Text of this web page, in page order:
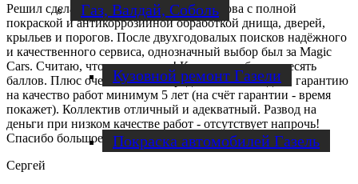
Газ, Валдай, Соболь
Кузовной ремонт Газели
Покраска автомобилей Газель
Решил сделать капитальный ремонт кузова с полной
покраской и антикоррозийной обработкой днища, дверей,
крыльев и порогов. После двухгодовалых поисков надёжного
и качественного сервиса, однозначный выбор был за Magic
Cars. Считаю, что не прогадал! Качество работ на десять
баллов. Плюс очень сильно порадовало то, что дали гарантию
на качество работ минимум 5 лет (на счёт гарантии - время
покажет). Коллектив отличный и адекватный. Развод на
деньги при низком качестве работ - отсутствует напрочь!
Спасибо большое!
Сергей